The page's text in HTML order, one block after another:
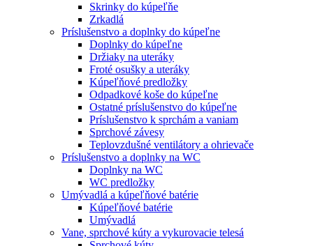
Skrinky do kúpeľňe
Zrkadlá
Príslušenstvo a doplnky do kúpeľne
Doplnky do kúpeľne
Držiaky na uteráky
Froté osušky a uteráky
Kúpeľňové predložky
Odpadkové koše do kúpeľne
Ostatné príslušenstvo do kúpeľne
Príslušenstvo k sprchám a vaniam
Sprchové závesy
Teplovzdušné ventilátory a ohrievače
Príslušenstvo a doplnky na WC
Doplnky na WC
WC predložky
Umývadlá a kúpeľňové batérie
Kúpeľňové batérie
Umývadlá
Vane, sprchové kúty a vykurovacie telesá